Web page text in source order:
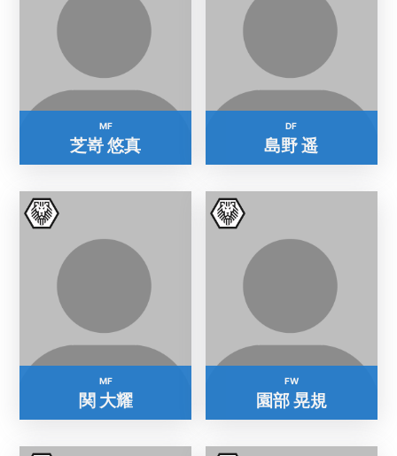
MF
芝嵜 悠真
DF
島野 遥
MF
関 大耀
FW
園部 晃規